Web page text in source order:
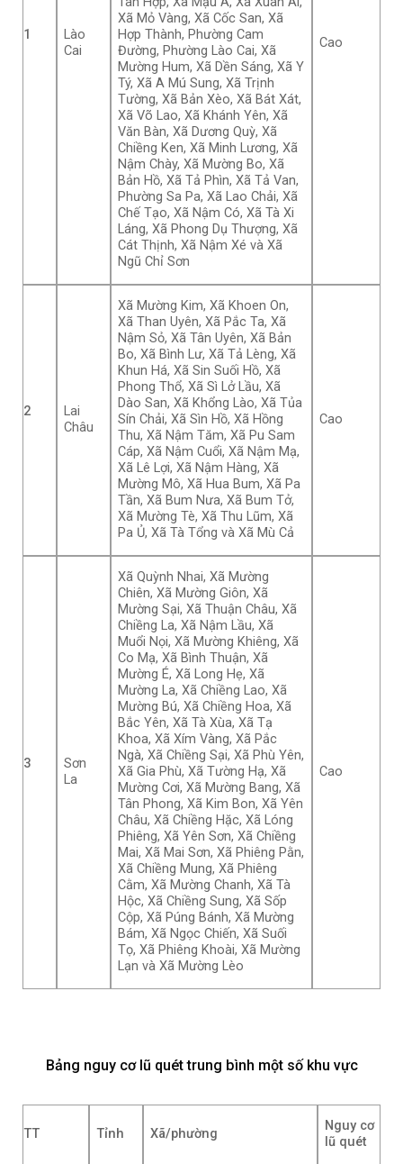
1
Lào
Cai
Xã Mỏ Vàng, Xã Cốc San, Xã
Hợp Thành, Phường Cam
Đường, Phường Lào Cai, Xã
Mường Hum, Xã Dền Sáng, Xã Y
Tý, Xã A Mú Sung, Xã Trịnh
Tường, Xã Bản Xèo, Xã Bát Xát,
Xã Võ Lao, Xã Khánh Yên, Xã
Văn Bàn, Xã Dương Quỳ, Xã
Chiềng Ken, Xã Minh Lương, Xã
Nậm Chày, Xã Mường Bo, Xã
Bản Hồ, Xã Tả Phìn, Xã Tả Van,
Phường Sa Pa, Xã Lao Chải, Xã
Chế Tạo, Xã Nậm Có, Xã Tà Xi
Láng, Xã Phong Dụ Thượng, Xã
Cát Thịnh, Xã Nậm Xé và Xã
Ngũ Chỉ Sơn
Cao
2
Lai
Châu
Xã Mường Kim, Xã Khoen On,
Xã Than Uyên, Xã Pắc Ta, Xã
Nậm Sỏ, Xã Tân Uyên, Xã Bản
Bo, Xã Bình Lư, Xã Tả Lèng, Xã
Khun Há, Xã Sin Suối Hồ, Xã
Phong Thổ, Xã Sì Lở Lầu, Xã
Dào San, Xã Khổng Lào, Xã Tủa
Sín Chải, Xã Sìn Hồ, Xã Hồng
Thu, Xã Nậm Tăm, Xã Pu Sam
Cáp, Xã Nậm Cuổi, Xã Nậm Mạ,
Xã Lê Lợi, Xã Nậm Hàng, Xã
Mường Mô, Xã Hua Bum, Xã Pa
Tần, Xã Bum Nưa, Xã Bum Tở,
Xã Mường Tè, Xã Thu Lũm, Xã
Pa Ủ, Xã Tà Tổng và Xã Mù Cả
Cao
3
Sơn
La
Xã Quỳnh Nhai, Xã Mường
Chiên, Xã Mường Giôn, Xã
Mường Sại, Xã Thuận Châu, Xã
Chiềng La, Xã Nậm Lầu, Xã
Muổi Nọi, Xã Mường Khiêng, Xã
Co Mạ, Xã Bình Thuận, Xã
Mường É, Xã Long Hẹ, Xã
Mường La, Xã Chiềng Lao, Xã
Mường Bú, Xã Chiềng Hoa, Xã
Bắc Yên, Xã Tà Xùa, Xã Tạ
Khoa, Xã Xím Vàng, Xã Pắc
Ngà, Xã Chiềng Sại, Xã Phù Yên,
Xã Gia Phù, Xã Tường Hạ, Xã
Mường Cơi, Xã Mường Bang, Xã
Tân Phong, Xã Kim Bon, Xã Yên
Châu, Xã Chiềng Hặc, Xã Lóng
Phiêng, Xã Yên Sơn, Xã Chiềng
Mai, Xã Mai Sơn, Xã Phiêng Pằn,
Xã Chiềng Mung, Xã Phiêng
Cằm, Xã Mường Chanh, Xã Tà
Hộc, Xã Chiềng Sung, Xã Sốp
Cộp, Xã Púng Bánh, Xã Mường
Bám, Xã Ngọc Chiến, Xã Suối
Tọ, Xã Phiêng Khoài, Xã Mường
Lạn và Xã Mường Lèo
Cao
Bảng nguy cơ lũ quét trung bình một số khu vực
TT Tỉnh Xã/phường
Nguy cơ
lũ quét